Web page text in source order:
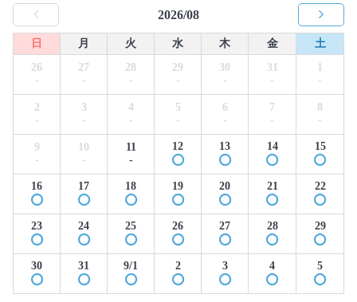
2026/08
日 月 火 水 木 金
土
26
-
27
-
28
-
29
-
30
-
31
-
1
-
2
-
3
-
4
-
5
-
6
-
7
-
8
-
9
-
10
-
11
-
12 13 14 15
16 17 18 19 20 21 22
23 24 25 26 27 28 29
30 31 9/1 2 3 4 5